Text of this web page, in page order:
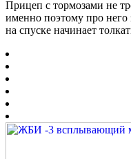
Прицеп с тормозами не
именно поэтому про него
на спуске начинает